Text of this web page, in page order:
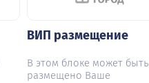
ВИП размещение
В этом блоке может быть
размещено Ваше